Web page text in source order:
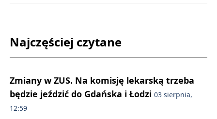
Najczęściej czytane
Zmiany w ZUS. Na komisję lekarską trzeba
będzie jeździć do Gdańska i Łodzi 03 sierpnia,
12:59